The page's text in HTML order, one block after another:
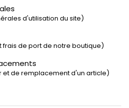
d'utilisation du site)
frais de port de notre boutique)
et de remplacement d'un article)